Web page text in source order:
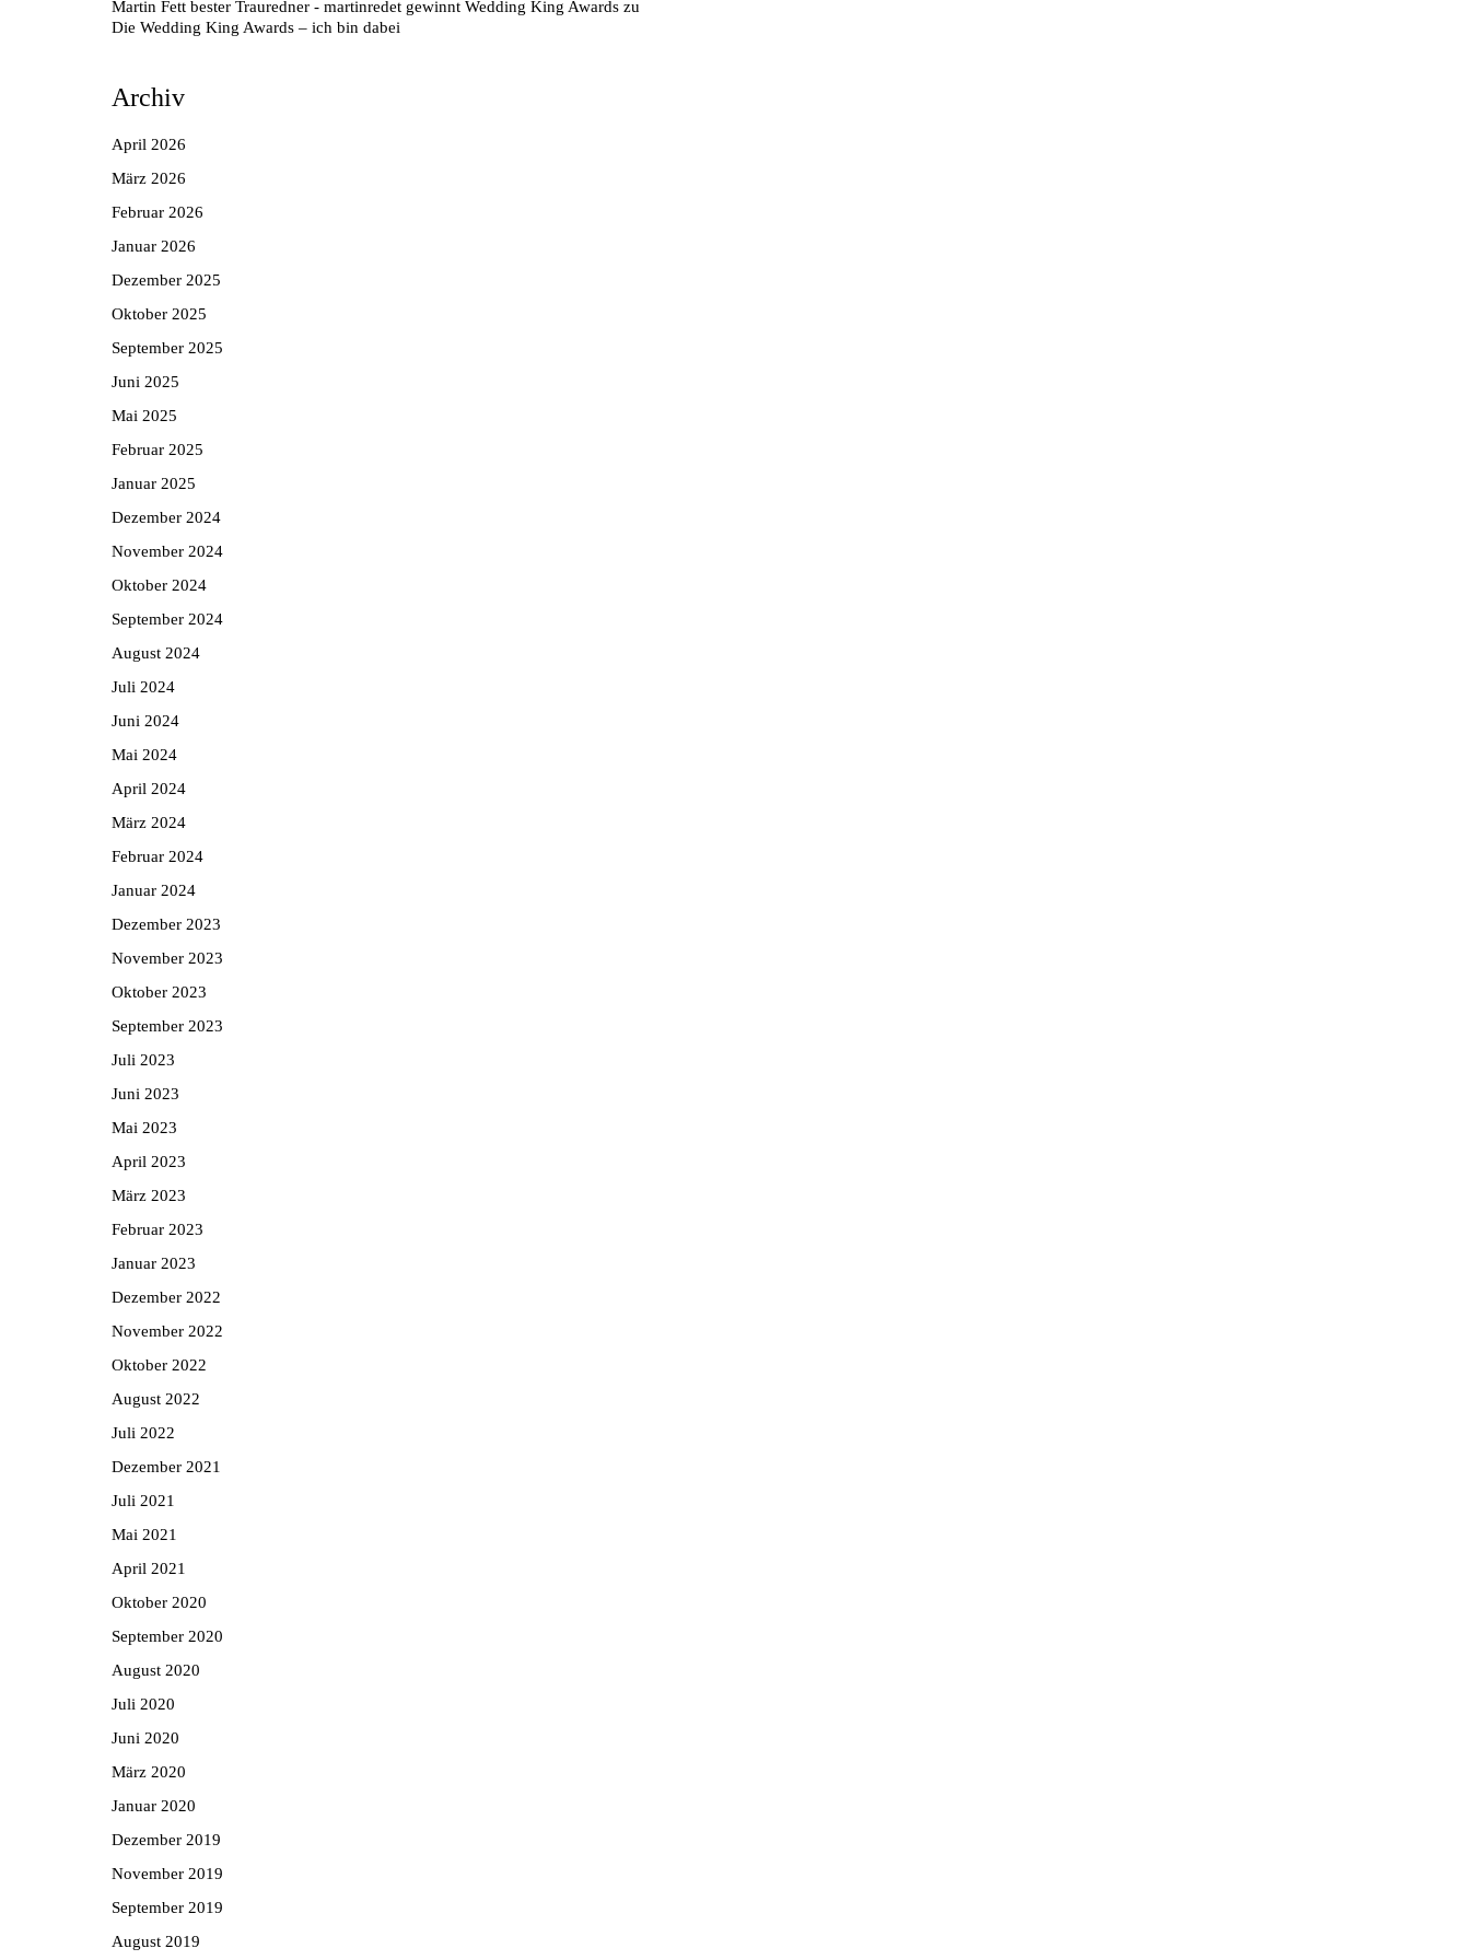
Martin Fett bester Trauredner - martinredet gewinnt Wedding King Awards zu
Die Wedding King Awards – ich bin dabei
Archiv
April 2026
März 2026
Februar 2026
Januar 2026
Dezember 2025
Oktober 2025
September 2025
Juni 2025
Mai 2025
Februar 2025
Januar 2025
Dezember 2024
November 2024
Oktober 2024
September 2024
August 2024
Juli 2024
Juni 2024
Mai 2024
April 2024
März 2024
Februar 2024
Januar 2024
Dezember 2023
November 2023
Oktober 2023
September 2023
Juli 2023
Juni 2023
Mai 2023
April 2023
März 2023
Februar 2023
Januar 2023
Dezember 2022
November 2022
Oktober 2022
August 2022
Juli 2022
Dezember 2021
Juli 2021
Mai 2021
April 2021
Oktober 2020
September 2020
August 2020
Juli 2020
Juni 2020
März 2020
Januar 2020
Dezember 2019
November 2019
September 2019
August 2019